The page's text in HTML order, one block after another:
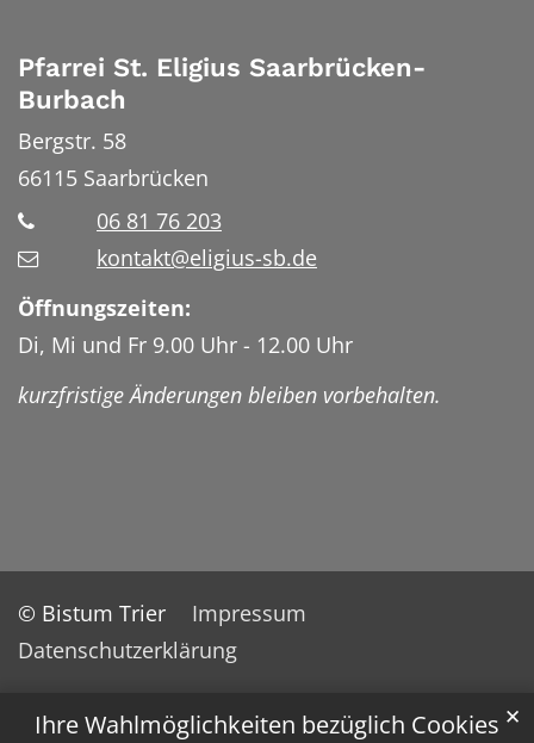
Ihre Wahlmöglichkeiten bezüglich Cookies ✕
Pfarrei St. Eligius Saarbrücken-
Burbach
Bergstr. 58
66115 Saarbrücken
06 81 76 203
kontakt@eligius-sb.de
Öffnungszeiten:
Di, Mi und Fr 9.00 Uhr - 12.00 Uhr
kurzfristige Änderungen bleiben vorbehalten.
© Bistum Trier
Impressum
Datenschutzerklärung